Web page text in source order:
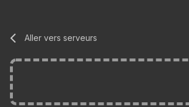
Aller vers serveurs